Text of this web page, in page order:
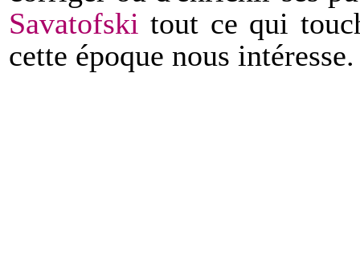
Savatofski tout ce qui
cette époque nous intéresse.